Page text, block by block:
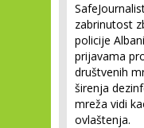
zabrinutost
policije
prijavama
društvenih
širenja
mreža vidi
ovlaštenja.